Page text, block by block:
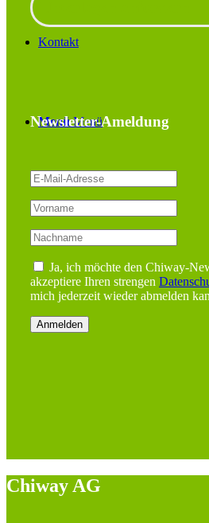
Kontakt
Menü Menü
Newsletter-Ameldung
Ja, ich möchte den Chiway-
akzeptiere Ihren strengen
mich jederzeit wieder abmelden
Chiway AG